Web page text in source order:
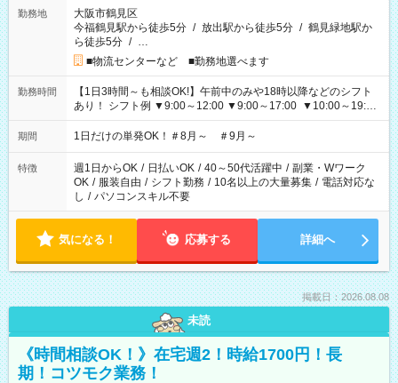
勤務地
大阪市鶴見区
今福鶴見駅から徒歩5分 / 放出駅から徒歩5分 / 鶴見緑地駅か
ら徒歩5分 / …
■物流センターなど ■勤務地選べます
勤務時間
【1日3時間～も相談OK!】午前中のみや18時以降などのシフト
あり！ シフト例 ▼9:00～12:00 ▼9:00～17:00 ▼10:00～19:00
▼18:00～21:00
期間 1日だけの単発OK！＃8月～ ＃9月～
特徴 週1日からOK / 日払いOK / 40～50代活躍中 / 副業・Wワーク
OK / 服装自由 / シフト勤務 / 10名以上の大量募集 / 電話対応な
し / パソコンスキル不要
気になる！ 応募する 詳細へ
掲載日：2026.08.08
未読
《時間相談OK！》在宅週2！時給1700円！長
期！コツモク業務！